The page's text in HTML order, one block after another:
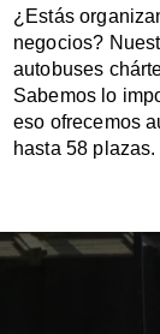
¿Estás
negocios?
autobuses
Sabemos lo
eso ofrecemos
hasta 58 plazas.